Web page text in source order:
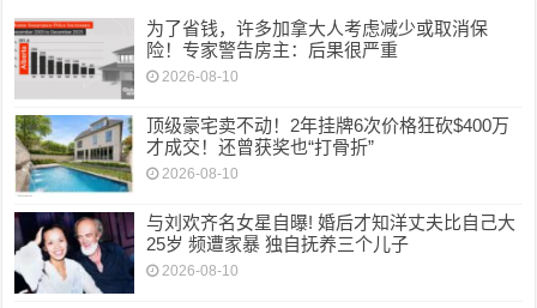
为了省钱，许多加拿大人考虑减少或取消保
险！专家警告房主：后果很严重
2026-08-10
顶级豪宅卖不动！2年挂牌6次价格狂砍$400万
才成交！还曾获奖也“打骨折”
2026-08-10
与刘欢齐名女星自曝! 婚后才知洋丈夫比自己大
25岁 频遭家暴 独自抚养三个儿子
2026-08-10